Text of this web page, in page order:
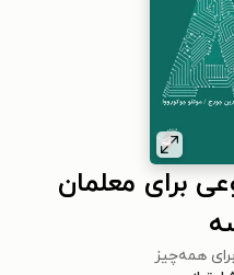
برای معلمان
همه‌چیز